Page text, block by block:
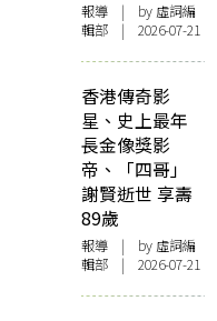
報導 | by 虛詞編
輯部 | 2026-07-21
香港傳奇影
星、史上最年
長金像獎影
帝、「四哥」
謝賢逝世 享壽
89歲
報導 | by 虛詞編
輯部 | 2026-07-21